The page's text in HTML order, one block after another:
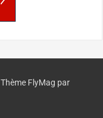
Thème FlyMag par